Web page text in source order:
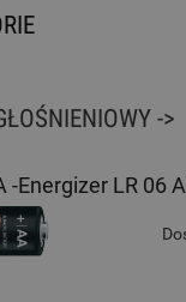
->
-Energizer LR 06